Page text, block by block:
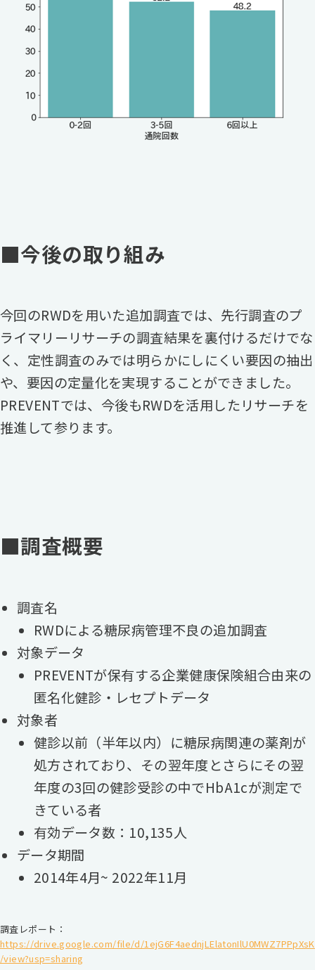
■今後の取り組み
今回のRWDを用いた追加調査では、先行調査のプ
ライマリーリサーチの調査結果を裏付けるだけでな
く、定性調査のみでは明らかにしにくい要因の抽出
や、要因の定量化を実現することができました。
PREVENTでは、今後もRWDを活用したリサーチを
推進して参ります。
■調査概要
調査名
RWDによる糖尿病管理不良の追加調査
対象データ
PREVENTが保有する企業健康保険組合由来の
匿名化健診・レセプトデータ
対象者
健診以前（半年以内）に糖尿病関連の薬剤が
処方されており、その翌年度とさらにその翌
年度の3回の健診受診の中でHbA1cが測定で
きている者
有効データ数：10,135人
データ期間
2014年4月~ 2022年11月
調査レポート：
https://drive.google.com/file/d/1ejG6F4aednjLElatonIlU0MWZ7PPpXsK
/view?usp=sharing